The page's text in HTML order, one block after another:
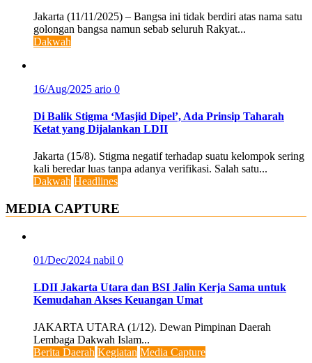
Jakarta (11/11/2025) – Bangsa ini tidak berdiri atas nama satu
golongan bangsa namun sebab seluruh Rakyat...
Dakwah
16/Aug/2025 ario 0
Di Balik Stigma ‘Masjid Dipel’, Ada Prinsip Taharah
Ketat yang Dijalankan LDII
Jakarta (15/8). Stigma negatif terhadap suatu kelompok sering
kali beredar luas tanpa adanya verifikasi. Salah satu...
Dakwah Headlines
MEDIA CAPTURE
01/Dec/2024 nabil 0
LDII Jakarta Utara dan BSI Jalin Kerja Sama untuk
Kemudahan Akses Keuangan Umat
JAKARTA UTARA (1/12). Dewan Pimpinan Daerah
Lembaga Dakwah Islam...
Berita Daerah Kegiatan Media Capture